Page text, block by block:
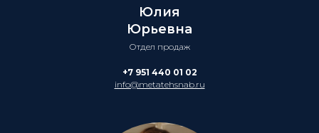
Юлия
Юрьевна
Отдел продаж
+7 951 440 01 02
info@metatehsnab.ru